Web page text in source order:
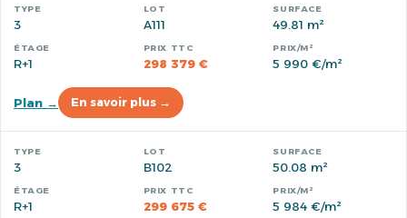
3 A111 49.81 m²
R+1 298 379 € 5 990 €/m²
Plan → En savoir plus →
3 B102 50.08 m²
R+1 299 675 € 5 984 €/m²